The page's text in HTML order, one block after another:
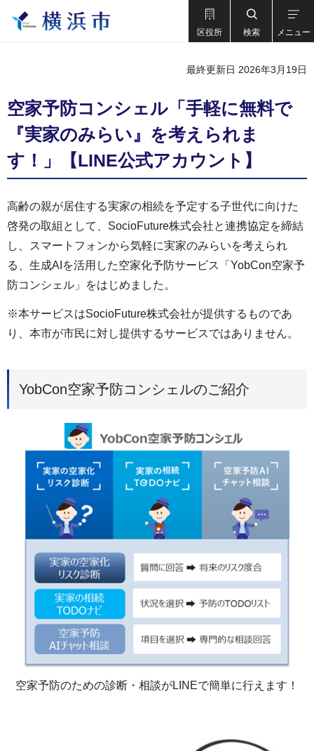
区役所 検索 メニュー
最終更新日 2026年3月19日
空家予防コンシェル「手軽に無料で
『実家のみらい』を考えられま
す！」【LINE公式アカウント】
高齢の親が居住する実家の相続を予定する子世代に向けた
啓発の取組として、SocioFuture株式会社と連携協定を締結
し、スマートフォンから気軽に実家のみらいを考えられ
る、生成AIを活用した空家化予防サービス「YobCon空家予
防コンシェル」をはじめました。
※本サービスはSocioFuture株式会社が提供するものであ
り、本市が市民に対し提供するサービスではありません。
YobCon空家予防コンシェルのご紹介
空家予防のための診断・相談がLINEで簡単に行えます！